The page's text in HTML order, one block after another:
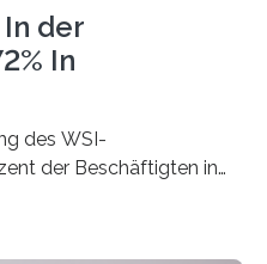
der
In
des WSI-
der Beschäftigten in
der Anteil mit 72 Prozent